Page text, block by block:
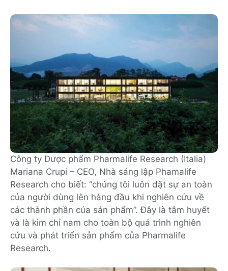
Công ty Dược phẩm Pharmalife Research (Italia)
Mariana Crupi – CEO, Nhà sáng lập Phamalife
Research cho biết: “chúng tôi luôn đặt sự an toàn
của người dùng lên hàng đầu khi nghiên cứu về
các thành phần của sản phẩm”. Đây là tâm huyết
và là kim chỉ nam cho toàn bộ quá trình nghiên
cứu và phát triển sản phẩm của Pharmalife
Research.